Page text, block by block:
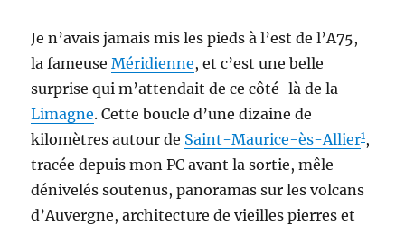
Je n’avais jamais mis les pieds à l’est de l’A75,
la fameuseMéridienne, et c’est une belle
surprise qui m’attendait de ce côté-là de la
Limagne. Cette boucle d’une dizaine de
kilomètres autour de Saint-Maurice-ès-Allier1,
tracée depuis mon PC avant la sortie, mêle
dénivelés soutenus, panoramas sur les volcans
d’Auvergne, architecture de vieilles pierres et